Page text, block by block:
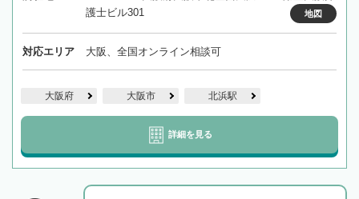
護士ビル301
地図
対応エリア 大阪、全国オンライン相談可
大阪府 大阪市 北浜駅
詳細を見る